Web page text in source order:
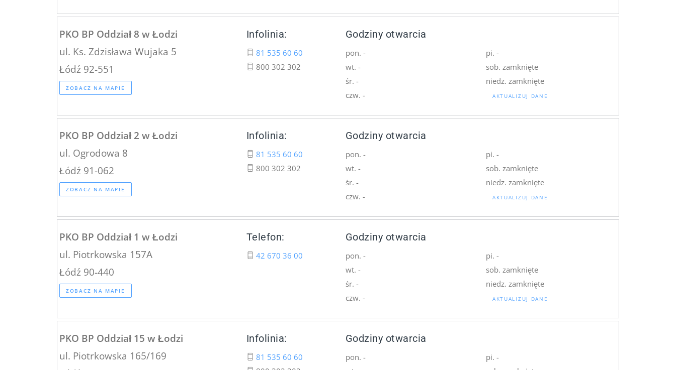
PKO BP Oddział 8 w Łodzi
ul. Ks. Zdzisława Wujaka 5
Łódź 92-551
ZOBACZ NA MAPIE
Infolinia:
81 535 60 60
800 302 302
Godziny otwarcia
pon. -
wt. -
śr. -
czw. -
pi. -
sob. zamknięte
niedz. zamknięte
AKTUALIZUJ DANE
PKO BP Oddział 2 w Łodzi
ul. Ogrodowa 8
Łódź 91-062
ZOBACZ NA MAPIE
Infolinia:
81 535 60 60
800 302 302
Godziny otwarcia
pon. -
wt. -
śr. -
czw. -
pi. -
sob. zamknięte
niedz. zamknięte
AKTUALIZUJ DANE
PKO BP Oddział 1 w Łodzi
ul. Piotrkowska 157A
Łódź 90-440
ZOBACZ NA MAPIE
Telefon:
42 670 36 00
Godziny otwarcia
pon. -
wt. -
śr. -
czw. -
pi. -
sob. zamknięte
niedz. zamknięte
AKTUALIZUJ DANE
PKO BP Oddział 15 w Łodzi
ul. Piotrkowska 165/169
Infolinia:
81 535 60 60
Godziny otwarcia
pon. -
pi. -